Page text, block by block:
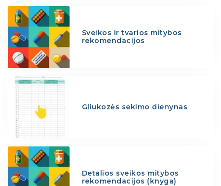
Sveikos ir tvarios mitybos
rekomendacijos
Gliukozės sekimo dienynas
Detalios sveikos mitybos
rekomendacijos (knyga)